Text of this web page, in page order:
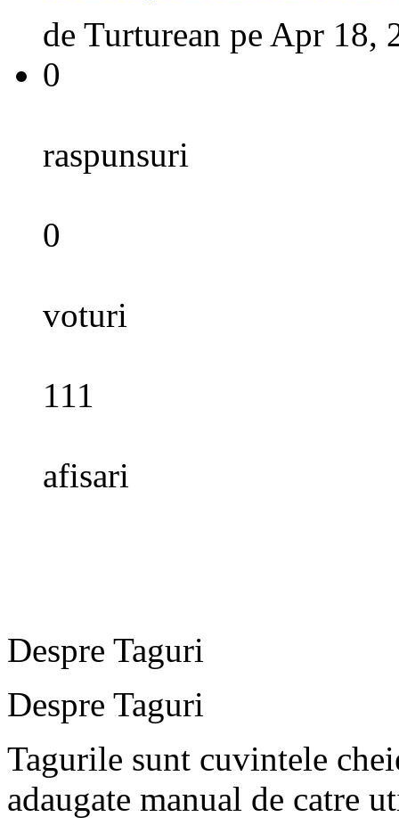
de Turturean pe Apr 18,
0
raspunsuri
0
voturi
111
afisari
Despre Taguri
Despre Taguri
Tagurile sunt cuvintele
adaugate manual de catre